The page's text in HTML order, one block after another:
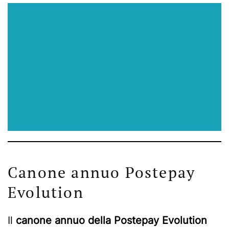
Canone annuo Postepay
Evolution
Il canone annuo della Postepay Evolution